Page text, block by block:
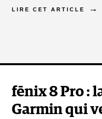
LIRE CET ARTICLE
fēnix 8 Pro :
Garmin qui